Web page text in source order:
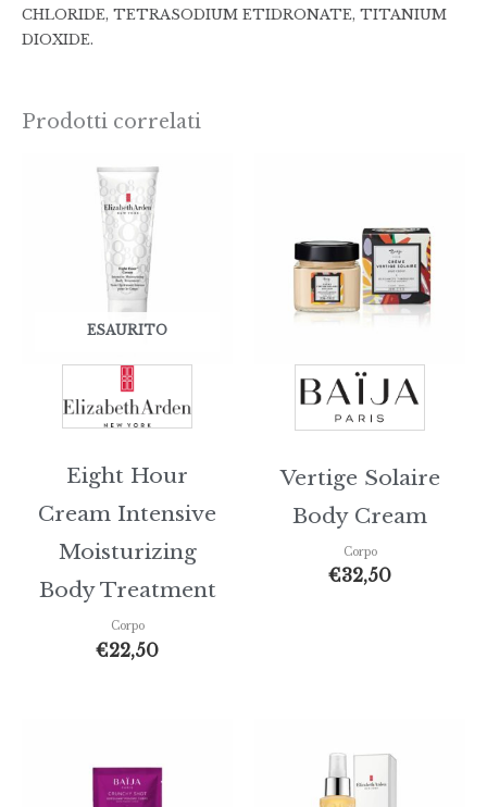
CHLORIDE, TETRASODIUM ETIDRONATE, TITANIUM
DIOXIDE.
Prodotti correlati
ESAURITO
Eight Hour
Cream Intensive
Moisturizing
Body Treatment
Corpo
€22,50
Vertige Solaire
Body Cream
Corpo
€32,50